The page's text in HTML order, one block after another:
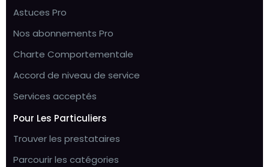
Astuces Pro
Nos abonnements Pro
Charte Comportementale
Accord de niveau de service
Services acceptés
Pour Les Particuliers
Trouver les prestataires
Parcourir les catégories